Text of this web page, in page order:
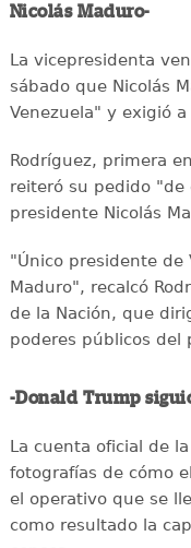
Nicolás Maduro-
La vicepresidenta
sábado que Nicolás
Venezuela" y exigió
Rodríguez, primera
reiteró su pedido
presidente Nicolás
"Único presidente de
Maduro", recalcó
de la Nación, que
poderes públicos del
-Donald Trump
La cuenta oficial de
fotografías de cómo
el operativo que se
como resultado la